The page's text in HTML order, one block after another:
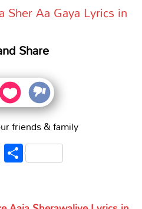
Sher Aa Gaya Lyrics in
Share
friends & family
Telegram
Share